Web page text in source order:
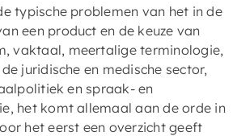
typische problemen van het in de
een product en de keuze van
vaktaal, meertalige terminologie,
juridische en medische sector,
en spraak- en
het komt allemaal aan de orde in
het eerst een overzicht geeft